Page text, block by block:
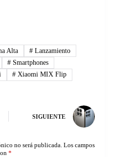
Alta # Lanzamiento
# Smartphones
# Xiaomi MIX Flip
SIGUIENTE
no será publicada. Los campos
*